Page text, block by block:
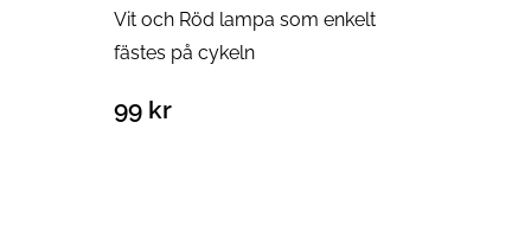
Vit och Röd lampa som enkelt
fästes på cykeln
99 kr